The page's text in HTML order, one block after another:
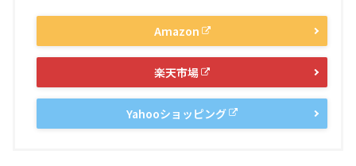
Amazon
楽天市場
Yahooショッピング